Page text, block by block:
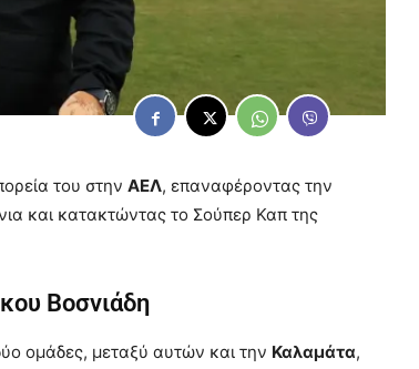
του στην ΑΕΛ, επαναφέροντας την
και κατακτώντας το Σούπερ Καπ της
Βοσνιάδη
ομάδες, μεταξύ αυτών και την Καλαμάτα,